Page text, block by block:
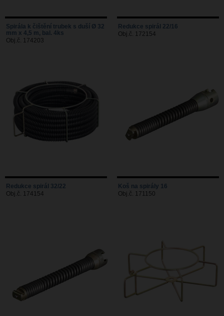
Spirála k čištění trubek s duší Ø 32
mm x 4,5 m, bal. 4ks
Obj.č. 174203
Redukce spirál 22/16
Obj.č. 172154
Redukce spirál 32/22
Obj.č. 174154
Koš na spirály 16
Obj.č. 171150